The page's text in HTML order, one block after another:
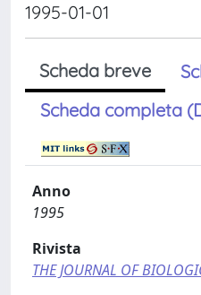
1995-01-01
Scheda breve
Scheda completa
Anno
1995
Rivista
THE JOURNAL OF